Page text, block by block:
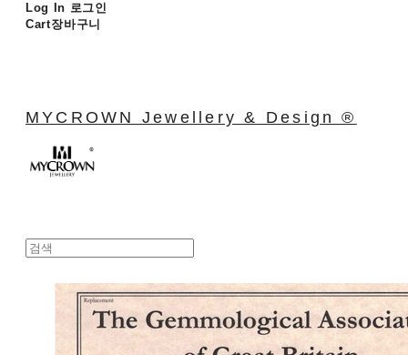
Log In 로그인
Cart장바구니
MYCROWN Jewellery & Design ®